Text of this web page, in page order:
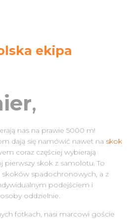
ekipa
,
nas na prawie 5000 m!
dają się namówić nawet na skok
coraz częściej wybierają
pierwszy skok z samolotu. To
skoków spadochronowych, a z
podejściem i
oddzielnie.
fotkach, nasi marcowi goście